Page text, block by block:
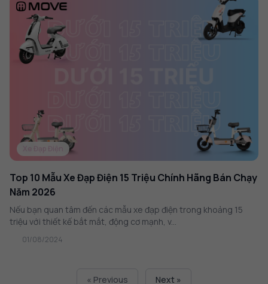
Top 10 Mẫu Xe Đạp Điện 15 Triệu Chính Hãng Bán Chạy
Năm 2026
Nếu bạn quan tâm đến các mẫu xe đạp điện trong khoảng 15
triệu với thiết kế bắt mắt, động cơ mạnh, v...
01/08/2024
« Previous Next »